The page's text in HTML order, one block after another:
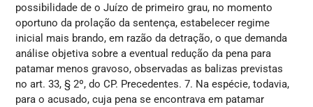
possibilidade de o Juízo de primeiro grau, no momento
oportuno da prolação da sentença, estabelecer regime
inicial mais brando, em razão da detração, o que demanda
análise objetiva sobre a eventual redução da pena para
patamar menos gravoso, observadas as balizas previstas
no art. 33, § 2º, do CP. Precedentes. 7. Na espécie, todavia,
para o acusado, cuja pena se encontrava em patamar